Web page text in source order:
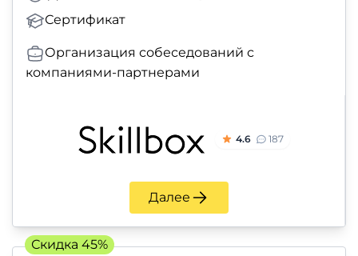
Сертификат
Организация собеседований с
компаниями-партнерами
4.6 187
Далее
Скидка 45%